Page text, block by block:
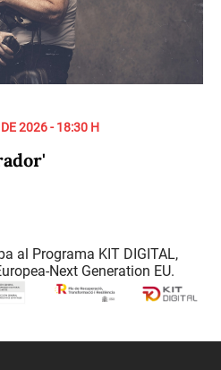
2026 - 18:30 H
al Programa KIT DIGITAL,
Next Generation EU.